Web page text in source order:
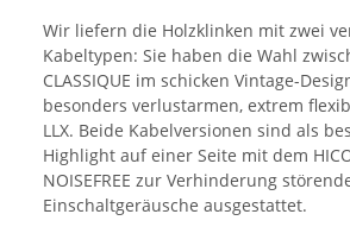
Wir liefern die Holzklinken mit zwei
Kabeltypen: Sie haben die Wahl
CLASSIQUE im schicken Vintage-
besonders verlustarmen, extrem
LLX. Beide Kabelversionen sind als
Highlight auf einer Seite mit dem
NOISEFREE zur Verhinderung
Einschaltgeräusche ausgestattet.